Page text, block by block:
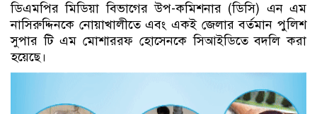
ডিএমপির মিডিয়া বিভাগের উপ-কমিশনার (ডিসি) এন এম
নাসিরুদ্দিনকে নোয়াখালীতে এবং একই জেলার বর্তমান পুলিশ
সুপার টি এম মোশাররফ হোসেনকে সিআইডিতে বদলি করা
হয়েছে।